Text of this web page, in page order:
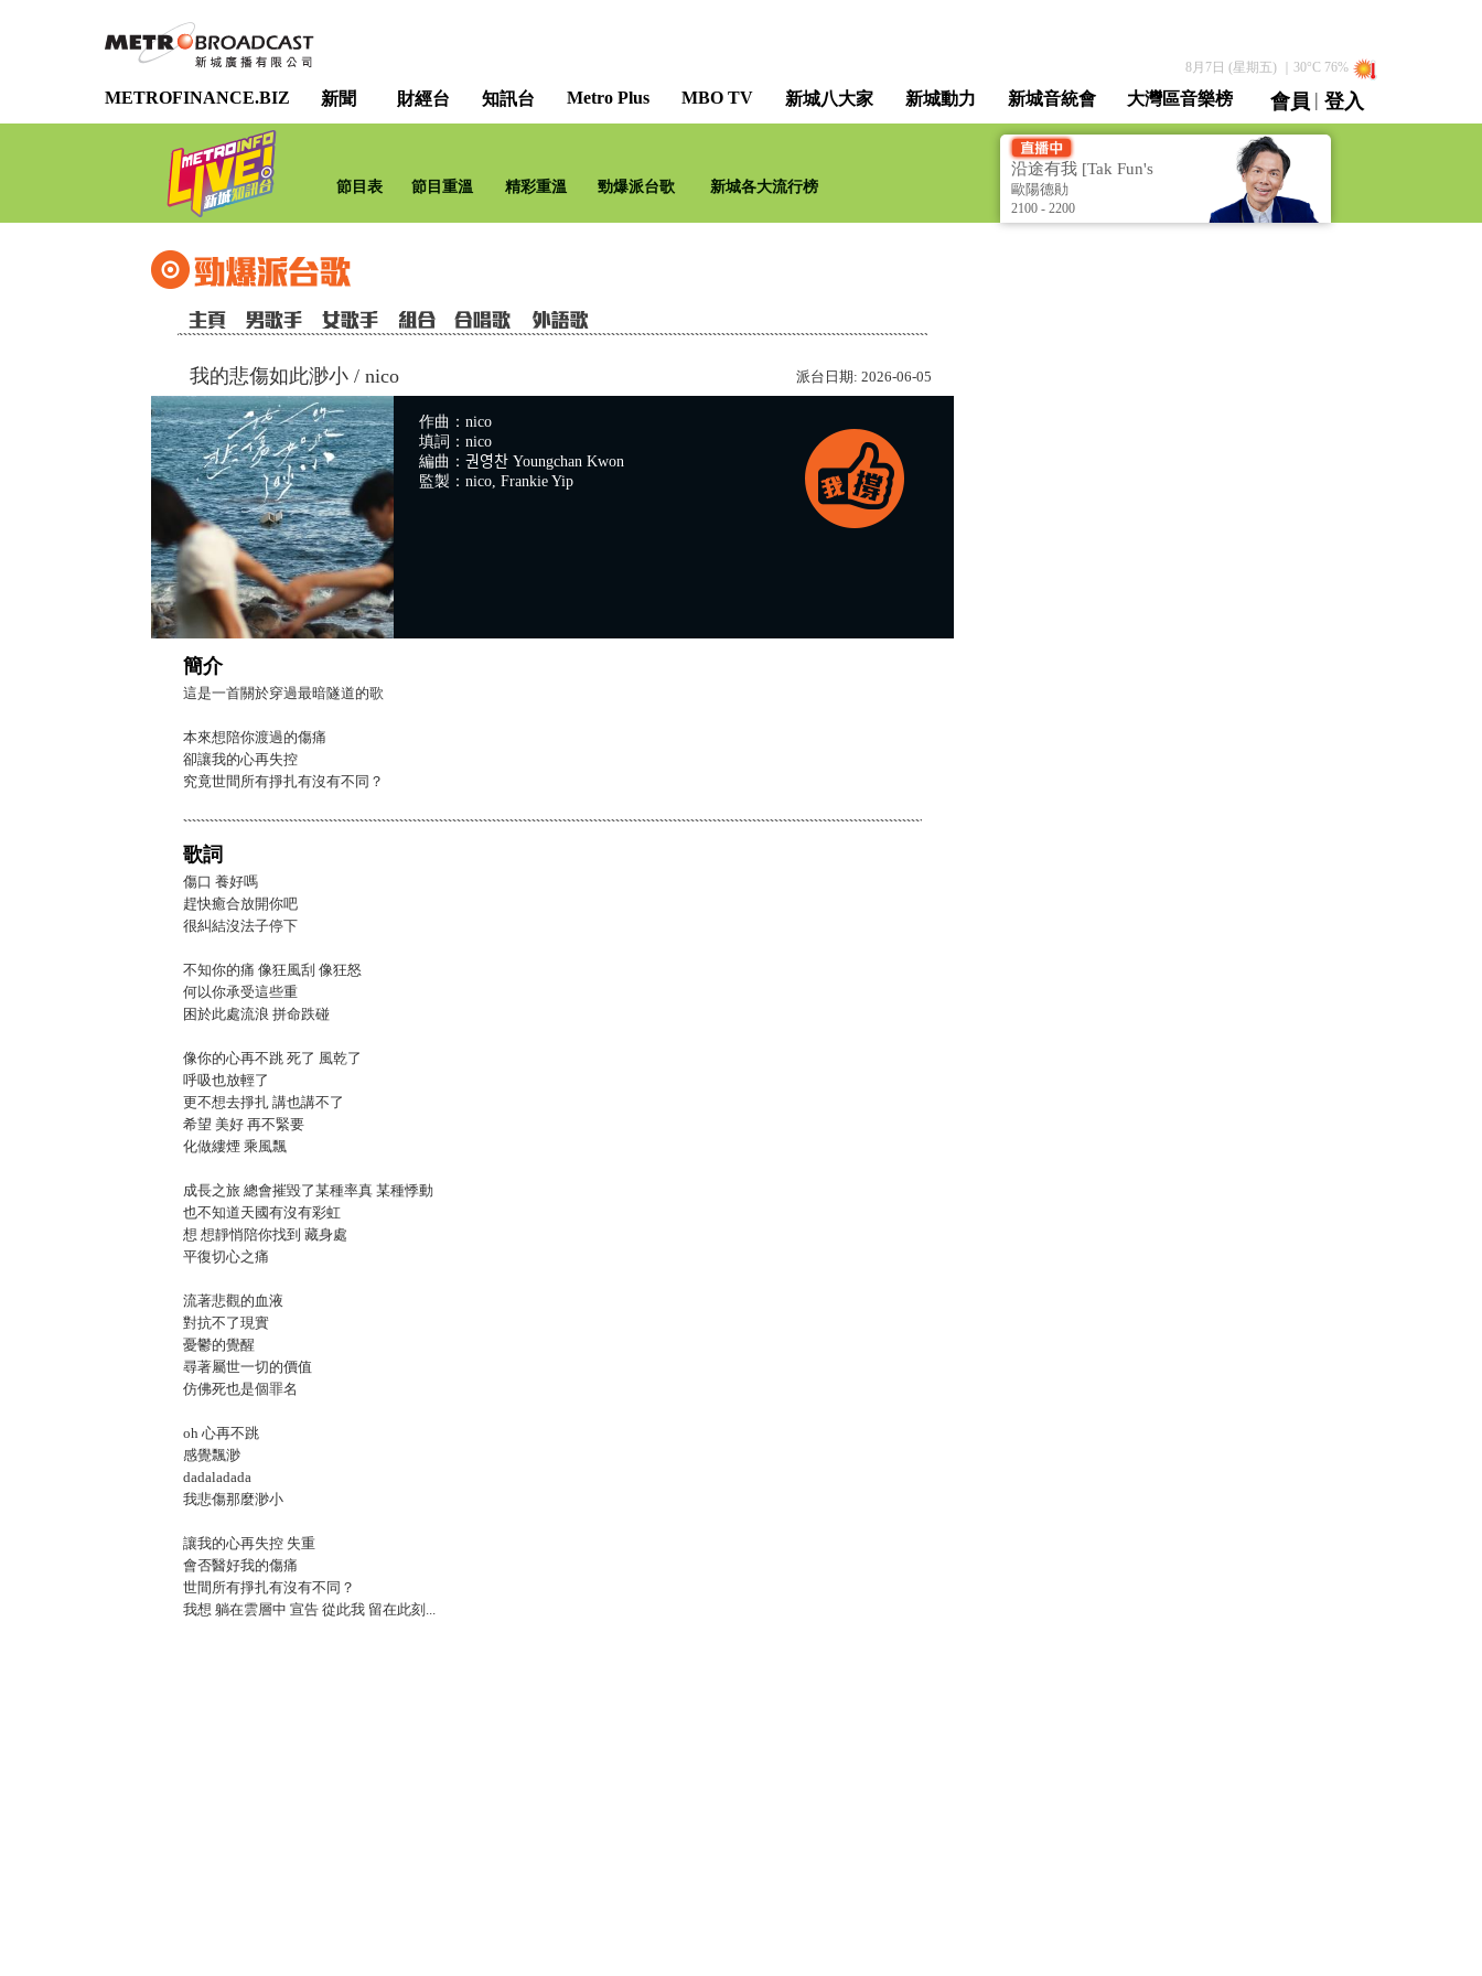
8月7日 (星期五)｜ 30°C 76%
METROFINANCE.BIZ 新聞 財經台 知訊台 Metro Plus MBO TV 新城八大家 新城動力 新城音統會 大灣區音樂榜 會員 | 登入
直播 / 重溫
節目表 節目重溫 精彩重溫 勁爆派台歌 新城各大流行榜
沿途有我 [Tak Fun's
Music Choice]
歐陽德勛
2100 - 2200
我的悲傷如此渺小 / nico 派台日期: 2026-06-05
作曲：nico
填詞：nico
編曲：권영찬 Youngchan Kwon
監製：nico, Frankie Yip
簡介
這是一首關於穿過最暗隧道的歌
本來想陪你渡過的傷痛
卻讓我的心再失控
究竟世間所有掙扎有沒有不同？
歌詞
傷口 養好嗎
趕快癒合放開你吧
很糾結沒法子停下
不知你的痛 像狂風刮 像狂怒
何以你承受這些重
困於此處流浪 拼命跌碰
像你的心再不跳 死了 風乾了
呼吸也放輕了
更不想去掙扎 講也講不了
希望 美好 再不緊要
化做縷煙 乘風飄
成長之旅 總會摧毀了某種率真 某種悸動
也不知道天國有沒有彩虹
想 想靜悄陪你找到 藏身處
平復切心之痛
流著悲觀的血液
對抗不了現實
憂鬱的覺醒
尋著屬世一切的價值
仿佛死也是個罪名
oh 心再不跳
感覺飄渺
dadaladada
我悲傷那麼渺小
讓我的心再失控 失重
會否醫好我的傷痛
世間所有掙扎有沒有不同？
我想 躺在雲層中 宣告 從此我 留在此刻...